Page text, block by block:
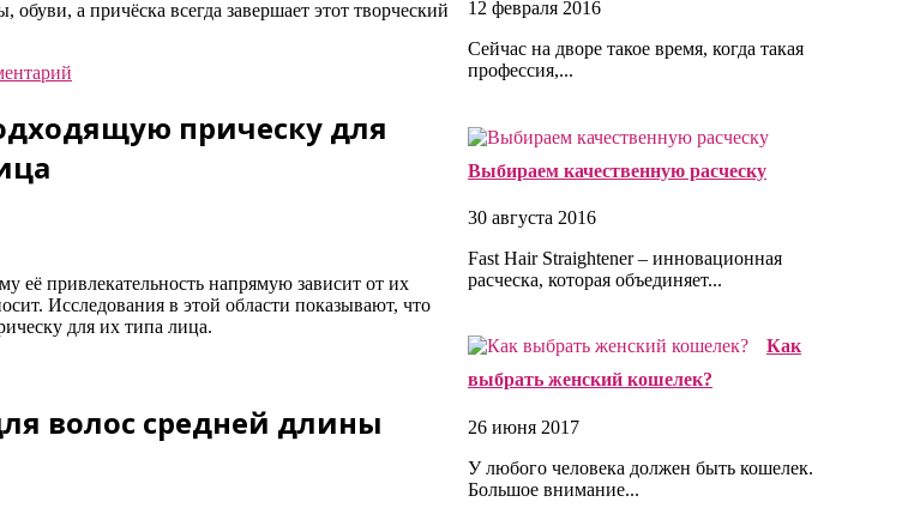
а причёска всегда завершает этот творческий
прическу для
привлекательность напрямую зависит от их
Исследования в этой области показывают, что
для их типа лица.
волос средней длины
12 февраля 2016
Сейчас на дворе такое время, когда такая
профессия,...
Выбираем качественную расческу
30 августа 2016
Fast Hair Straightener – инновационная
расческа, которая объединяет...
Как
выбрать женский кошелек?
26 июня 2017
У любого человека должен быть кошелек.
Большое внимание...